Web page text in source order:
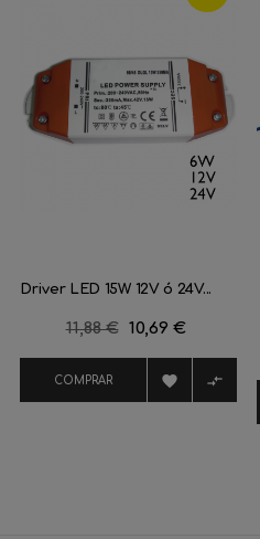
Driver LED 15W 12V ó 24V...
Precio
11,88 € Precio
10,69 €
COMPRAR  